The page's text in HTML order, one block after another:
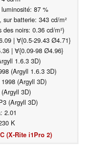
87 %
batterie: 343 cd/m²
noirs: 0.36 cd/m²)
| ∀{0.5-29.43 Ø4.71}
| ∀{0.09-98 Ø4.96}
1.6.3 3D)
(Argyll 1.6.3 3D)
(Argyll 3D)
3D)
(Argyll 3D)
2.01
K
(X-Rite i1Pro 2)